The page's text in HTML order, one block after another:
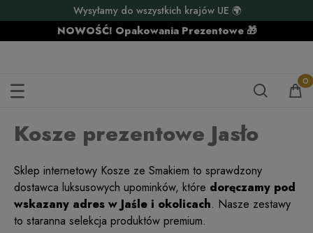
Wysyłamy do wszystkich krajów UE 🌍
NOWOŚĆ! Opakowania Prezentowe 🎁
KOSZE PREZENTOWE JASŁO
Kosze prezentowe Jasło
Sklep internetowy Kosze ze Smakiem to sprawdzony
dostawca luksusowych upominków, które doręczamy pod
wskazany adres w Jaśle i okolicach. Nasze zestawy
to staranna selekcja produktów premium.